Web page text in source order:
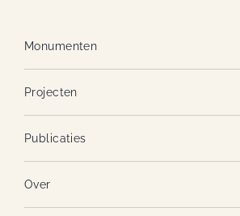
Monumenten
Projecten
Publicaties
Over